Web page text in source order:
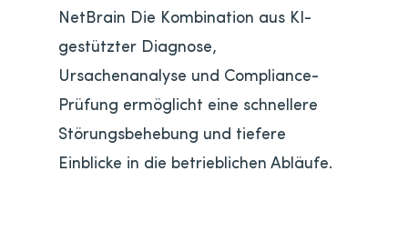
NetBrain Die Kombination aus KI-
gestützter Diagnose,
Ursachenanalyse und Compliance-
Prüfung ermöglicht eine schnellere
Störungsbehebung und tiefere
Einblicke in die betrieblichen Abläufe.